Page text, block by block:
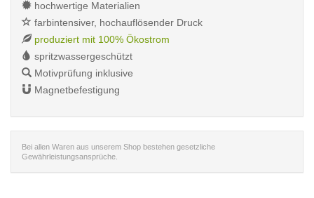
hochwertige Materialien
farbintensiver, hochauflösender Druck
produziert mit 100% Ökostrom
spritzwassergeschützt
Motivprüfung inklusive
Magnetbefestigung
Bei allen Waren aus unserem Shop bestehen gesetzliche
Gewährleistungsansprüche.